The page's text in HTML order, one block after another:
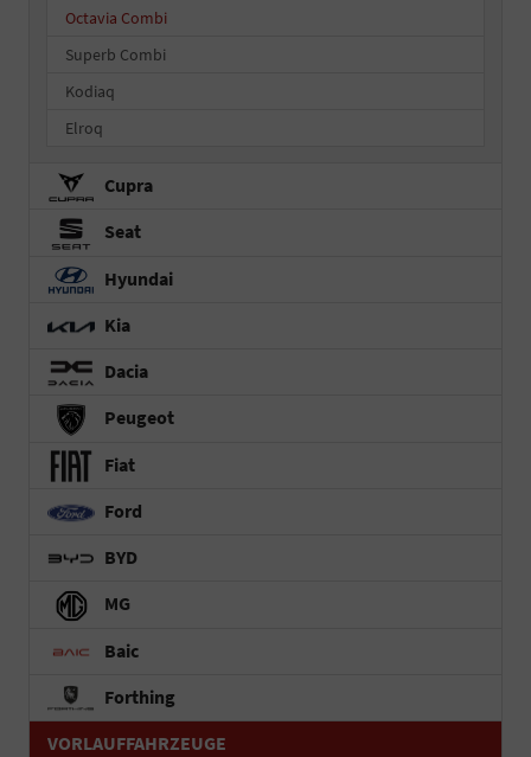
Octavia Combi
Superb Combi
Kodiaq
Elroq
Cupra
Seat
Hyundai
Kia
Dacia
Peugeot
Fiat
Ford
BYD
MG
Baic
Forthing
VORLAUFFAHRZEUGE